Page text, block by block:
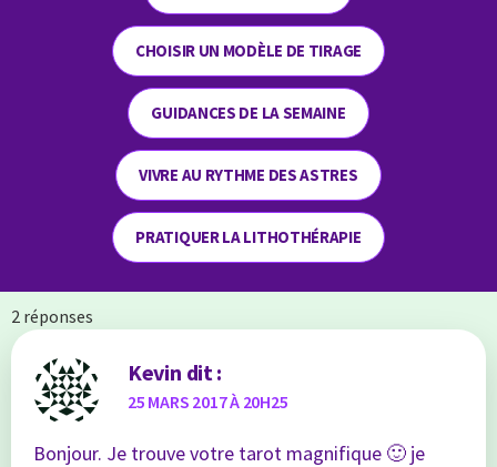
CHOISIR UN MODÈLE DE TIRAGE
GUIDANCES DE LA SEMAINE
VIVRE AU RYTHME DES ASTRES
PRATIQUER LA LITHOTHÉRAPIE
2 réponses
Kevin dit :
25 MARS 2017 À 20H25
Bonjour. Je trouve votre tarot magnifique 🙂 je